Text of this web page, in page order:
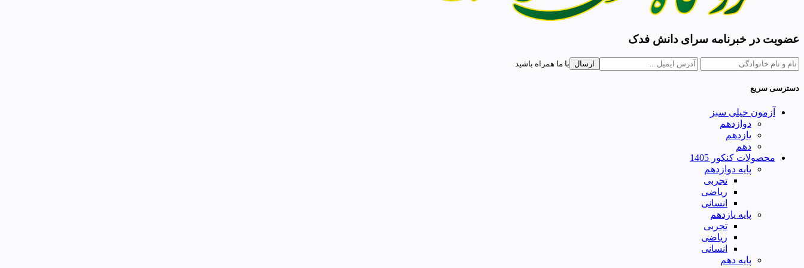
عضویت در خبرنامه سرای دانش فدک
ارسال با ما همراه باشید
دسترسی سریع
آزمون خیلی سبز
دوازدهم
یازدهم
دهم
محصولات کنکور 1405
پایه دوازدهم
تجربی
ریاضی
انسانی
پایه یازدهم
تجربی
ریاضی
انسانی
پایه دهم